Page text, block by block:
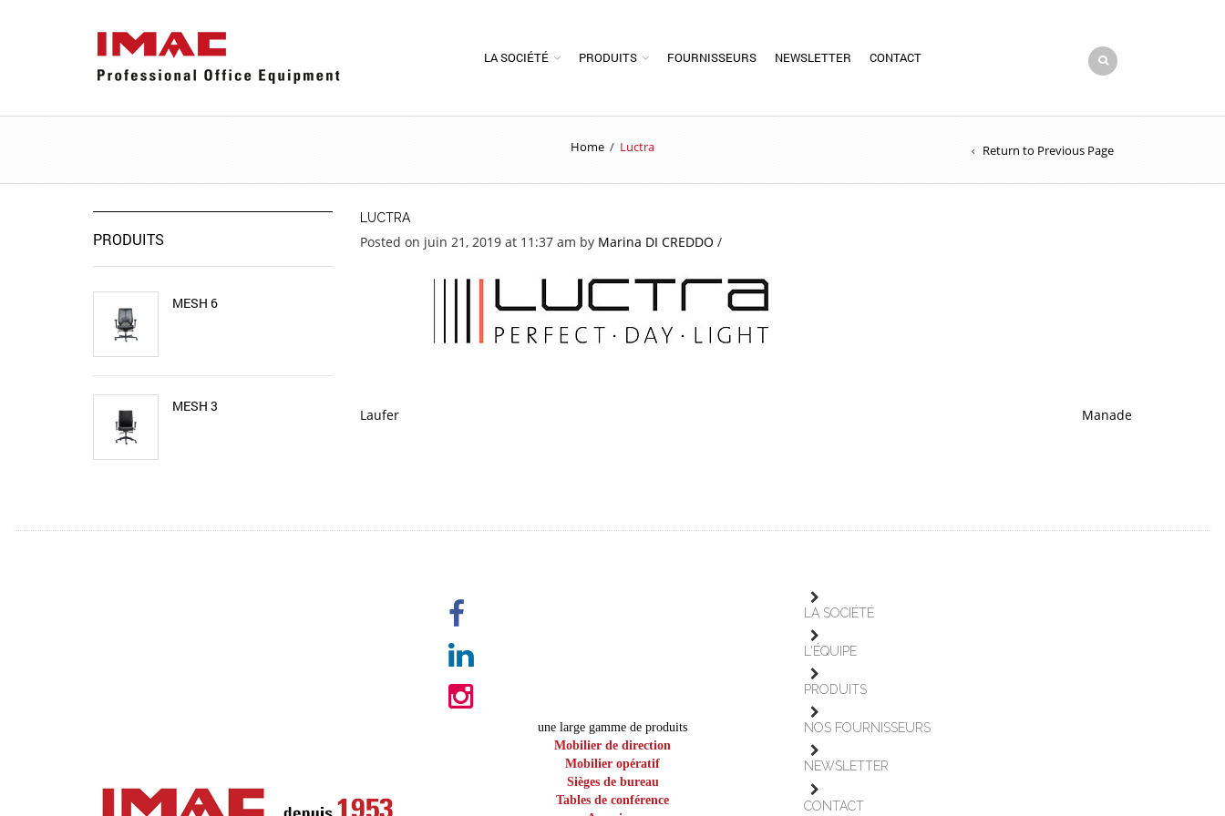
LA SOCIÉTÉ PRODUITS FOURNISSEURS NEWSLETTER CONTACT
Home / Luctra Return to Previous Page
LUCTRA
Posted on juin 21, 2019 at 11:37 am by Marina DI CREDDO /
Laufer Manade
PRODUITS
MESH 6
MESH 3
une large gamme de produits
Mobilier de direction
Mobilier opératif
Sièges de bureau
Tables de conférence
LA SOCIÉTÉ
L'ÉQUIPE
PRODUITS
NOS FOURNISSEURS
NEWSLETTER
CONTACT